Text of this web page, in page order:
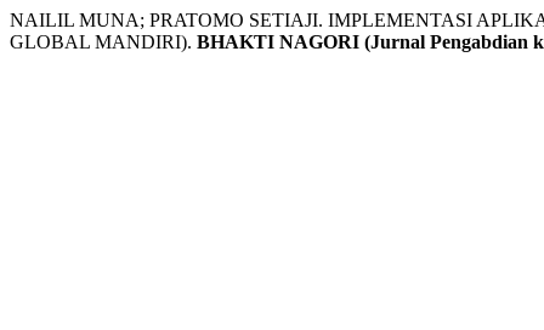
NAILIL MUNA; PRATOMO SETIAJI. IMPLEMENTASI
GLOBAL MANDIRI). BHAKTI NAGORI (Jurnal Pengabdian